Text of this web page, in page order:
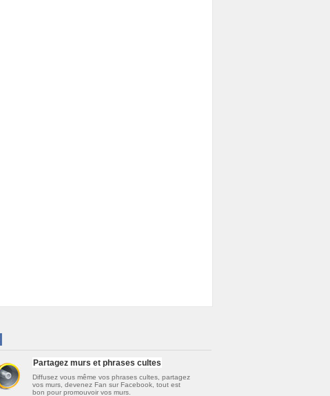
Partagez murs et phrases cultes
Diffusez vous même vos phrases cultes , partagez
vos murs, devenez Fan sur Facebook, tout est
bon pour promouvoir vos murs.